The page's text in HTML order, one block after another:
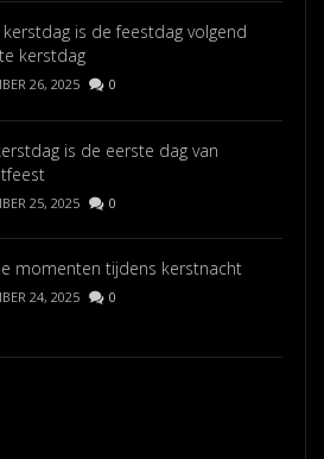
is de feestdag volgend
kerstdag
26, 2025 0
is de eerste dag van
25, 2025 0
momenten tijdens kerstnacht
24, 2025 0